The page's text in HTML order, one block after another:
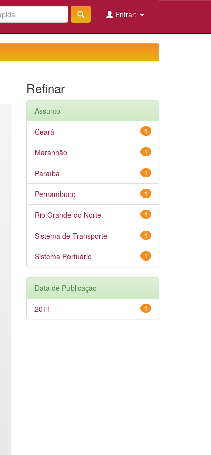
Entrar:
Refinar
Assunto
1
Ceará
1
Maranhão
1
Paraíba
1
Pernambuco
1
Rio Grande do Norte
1
Sistema de Transporte
1
Sistema Portuário
Data de Publicação
1
2011